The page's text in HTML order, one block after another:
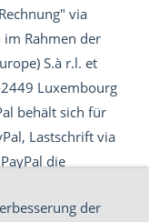
via
im Rahmen der
S.à r.l. et
2449 Luxembourg
behält sich für
Lastschrift via
die
der